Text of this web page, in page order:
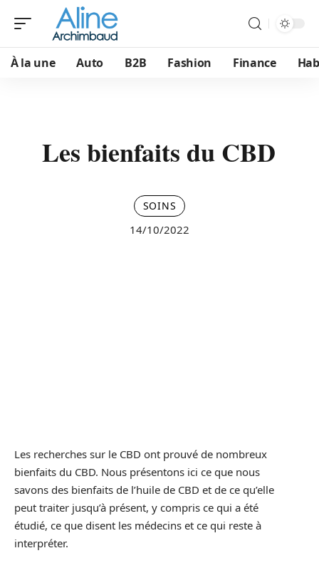
À la une Auto B2B Fashion Finance
Les bienfaits du CBD
SOINS
14/10/2022
Les recherches sur le CBD ont prouvé de nombreux
bienfaits du CBD. Nous présentons ici ce que nous
savons des bienfaits de l’huile de CBD et de ce qu’elle
peut traiter jusqu’à présent, y compris ce qui a été
étudié, ce que disent les médecins et ce qui reste à
interpréter.